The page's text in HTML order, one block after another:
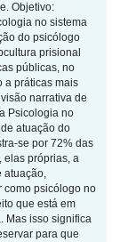
Objetivo:
no sistema
do psicólogo
prisional
públicas, no
a práticas mais
narrativa de
Psicologia no
atuação do
se por 72% das
elas próprias, a
atuação,
como psicólogo no
que está em
Mas isso significa
para que